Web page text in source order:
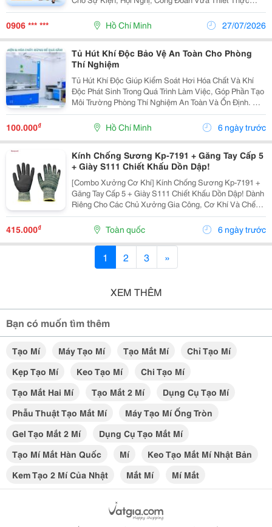
Vừa Giúp Quảng Bá Thương Hiệu? Áo Mưa In Logo
Chính Là Lựa Chọn &Ldquo;2 Trong 1&Rdquo; &Ndash;
Dùng...
0906 *** *** Hồ Chí Minh 27/07/2026
Tủ Hút Khí Độc Bảo Vệ An Toàn Cho Phòng
Thí Nghiệm
Tủ Hút Khí Độc Giúp Kiểm Soát Hơi Hóa Chất Và Khí
Độc Phát Sinh Trong Quá Trình Làm Việc, Góp Phần Tạo
Môi Trường Phòng Thí Nghiệm An Toàn Và Ổn Định. ✅
Thu Gom Và Xử Lý Hơi Hóa Chất Hiệu Quả ✅ Thiết Kế
Tối Ưu Cho Thao Tác Làm Việc ✅ Phù Hợp Với...
100.000₫ Hồ Chí Minh 6 ngày trước
Kính Chống Sương Kp-7191 + Găng Tay Cấp 5
+ Giày S111 Chiết Khấu Dồn Dập!
[Combo Xưởng Cơ Khí] Kính Chống Sương Kp-7191 +
Găng Tay Cấp 5 + Giày S111 Chiết Khấu Dồn Dập! Dành
Riêng Cho Các Chủ Xưởng Gia Công, Cơ Khí Và Chế
Tạo Máy, Bên Mình Đang Áp Dụng Ưu Đãi Khủng Với
Chương Trình "Mua Combo - Giảm Chồng Giảm" Cực
415.000₫ Toàn quốc 6 ngày trước
1 2 3 »
XEM THÊM
Bạn có muốn tìm thêm
Tạo Mí Máy Tạo Mí Tạo Mắt Mí
Chỉ Tạo Mí
Kẹp Tạo Mí
Keo Tạo Mí
Chi Tạo Mí
Tạo Mắt Hai Mí
Tạo Mắt 2 Mí
Dụng Cụ Tạo Mí
Phẫu Thuật Tạo Mắt Mí
Máy Tạo Mí Ống Tròn
Gel Tạo Mắt 2 Mí
Dụng Cụ Tạo Mắt Mí
Tạo Mí Mắt Hàn Quốc
Mí
Keo Tạo Mắt Mí Nhật Bản
Kem Tạo 2 Mí Của Nhật
Mắt Mí Mí Mắt